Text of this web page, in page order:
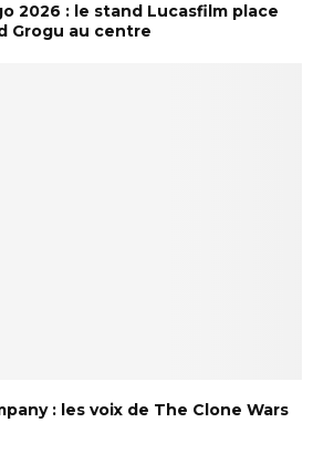
2026 : le stand Lucasfilm place
Grogu au centre
: les voix de The Clone Wars